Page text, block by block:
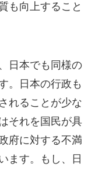
も向上すること
日本でも同様の
。日本の行政も
れることが少な
それを国民が具
府に対する不満
ます。もし、日